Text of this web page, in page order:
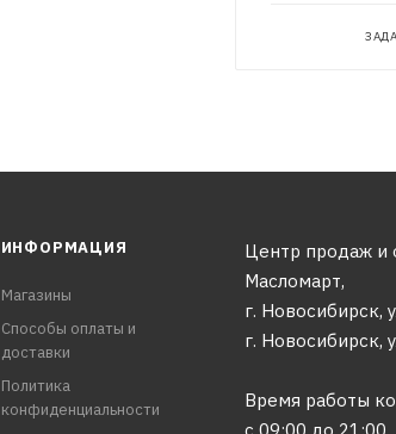
ИНФОРМАЦИЯ
Магазины
Способы оплаты и
доставки
Политика
конфиденциальности
Центр продаж и
Масломарт,
г. Новосибирск,
г. Новосибирск,
Время работы